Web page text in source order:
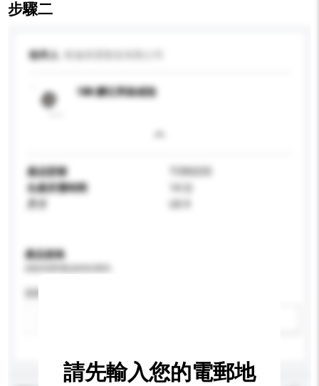
步驟二
收件人
18K 鑽石男裝戒指
產品型號
TCR0233
生產所需時間
US 9
產品規格
請先輸入您的電郵地